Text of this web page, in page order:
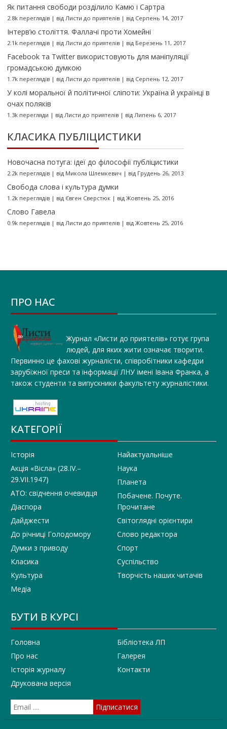
Як питання свободи розділило Камю і Сартра
2.8k переглядів| від Листи до приятелів| від Серпень 14, 2017
Інтерв’ю століття. Фаллачі проти Хомейні
2.1k переглядів| від Листи до приятелів| від Березень 11, 2017
Facebook та Twitter використовують для маніпуляції
громадською думкою
1.7k переглядів| від Листи до приятелів| від Серпень 12, 2017
У колі моральної й політичної сліпоти: Україна й українці в
очах поляків
1.3k перегляди | від Листи до приятелів| від Липень 6, 2017
КЛАСИКА ПУБЛІЦИСТИКИ
Новочасна потуга: ідеї до філософії публіцистики
2.2k переглядів| від Микола Шлемкевич | від Грудень 26, 2013
Свобода слова і культура думки
1.2k переглядів| від Євген Сверстюк| від Жовтень 25, 2016
Слово Гавела
0.9k переглядів| від Листи до приятелів| від Жовтень 25, 2016
ПРО НАС
Журнал «Листи до приятелів» готує група
людей, для яких жити означає творити.
Первинно це фахові журналісти, співробітники кафедри
зарубіжної преси та інформації ЛНУ імені Івана Франка, а
також студенти та випускники факультету журналістики.
КАТЕГОРІЇ
Історія
Акція «Вісла» (28.IV.–
29.VII.1947)
АТО: свідчення очевидця
Діаспора
Дайджести
До річниці Голодомору
Думки з приводу
Класика
Культура
Медіа
Найактуальніше
Наука
Планета
Побачене. Почуте.
Прочитане
Світоглядні орієнтири
Слово редактора
Спорт
Суспільство
Творчість наших читачів
БУТИ В КУРСІ
Головна
Про нас
Історія журналу
Друкована версія
Бібліотека ЛП
Галерея
Контакти